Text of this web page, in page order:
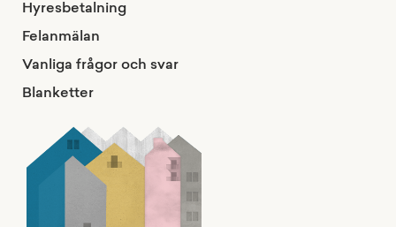
Hyresbetalning
Felanmälan
Vanliga frågor och svar
Blanketter